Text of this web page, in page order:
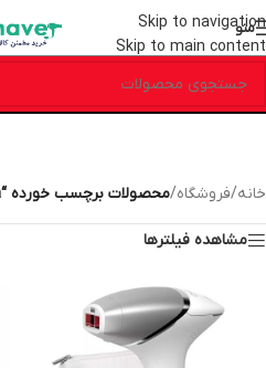
Skip to navigation
Skip to main content
منو
خانه/فروشگاه/محصولات برچسب خورده “lumea”
مشاهده فیلترها